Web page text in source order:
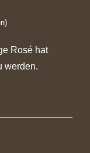
Rosé hat
werden.